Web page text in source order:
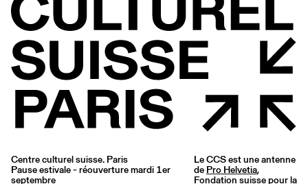
Centre culturel suisse. Paris
Pause estivale - réouverture mardi 1er
septembre
Le CCS est une antenne
de Pro Helvetia,
Fondation suisse pour la